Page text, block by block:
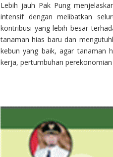
Lebih jauh Pak Pung
intensif dengan melibatkan
kontribusi yang lebih besar
tanaman hias baru dan
kebun yang baik, agar tanaman
kerja, pertumbuhan